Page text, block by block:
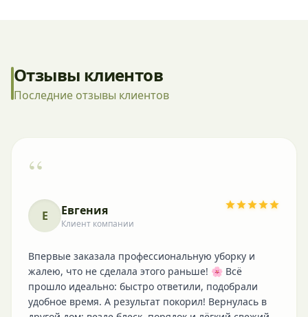
Отзывы клиентов
Последние отзывы клиентов
“
Е Евгения
Клиент компании
Впервые заказала профессиональную уборку и
жалею, что не сделала этого раньше! 🌸 Всё
прошло идеально: быстро ответили, подобрали
удобное время. А результат покорил! Вернулась в